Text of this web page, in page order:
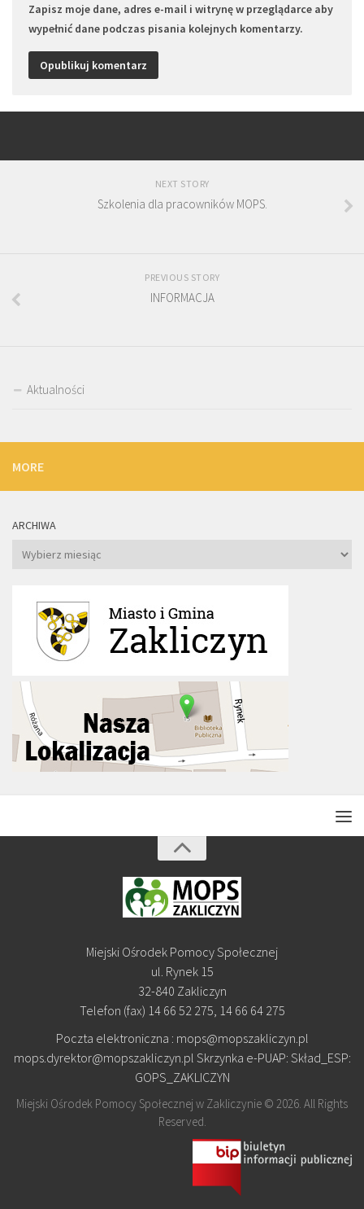
Zapisz moje dane, adres e-mail i witrynę w przeglądarce aby
wypełnić dane podczas pisania kolejnych komentarzy.
NEXT STORY
Szkolenia dla pracowników MOPS.
PREVIOUS STORY
INFORMACJA
Aktualności
MORE
ARCHIWA
Archiwa
Miejski Ośrodek Pomocy Społecznej
ul. Rynek 15
32-840 Zakliczyn
Telefon (fax) 14 66 52 275, 14 66 64 275
Poczta elektroniczna : mops@mopszakliczyn.pl
mops.dyrektor@mopszakliczyn.pl Skrzynka e-PUAP: Skład_ESP:
GOPS_ZAKLICZYN
Miejski Ośrodek Pomocy Społecznej w Zakliczynie © 2026. All Rights
Reserved.